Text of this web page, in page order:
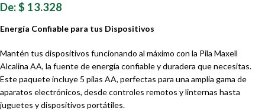
De:$ 13.328
Energía Confiable para tus Dispositivos
Mantén tus dispositivos funcionando al máximo con la Pila Maxell
Alcalina AA, la fuente de energía confiable y duradera que necesitas.
Este paquete incluye 5 pilas AA, perfectas para una amplia gama de
aparatos electrónicos, desde controles remotos y linternas hasta
juguetes y dispositivos portátiles.